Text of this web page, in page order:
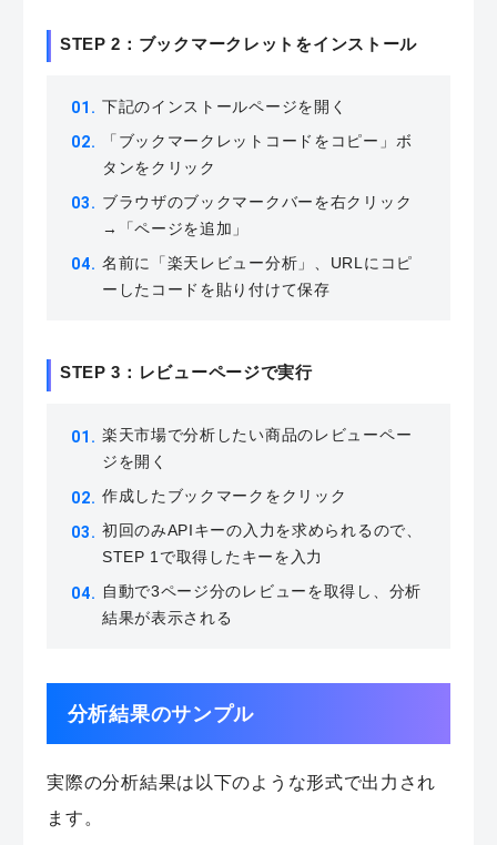
STEP 2：ブックマークレットをインストール
下記のインストールページを開く
「ブックマークレットコードをコピー」ボ
タンをクリック
ブラウザのブックマークバーを右クリック
→「ページを追加」
名前に「楽天レビュー分析」、URLにコピ
ーしたコードを貼り付けて保存
STEP 3：レビューページで実行
楽天市場で分析したい商品のレビューペー
ジを開く
作成したブックマークをクリック
初回のみAPIキーの入力を求められるので、
STEP 1で取得したキーを入力
自動で3ページ分のレビューを取得し、分析
結果が表示される
分析結果のサンプル
実際の分析結果は以下のような形式で出力され
ます。